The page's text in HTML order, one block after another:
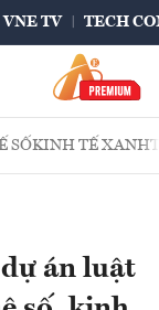
VNE TV TECH
SỐKINH TẾ XANH
án luật